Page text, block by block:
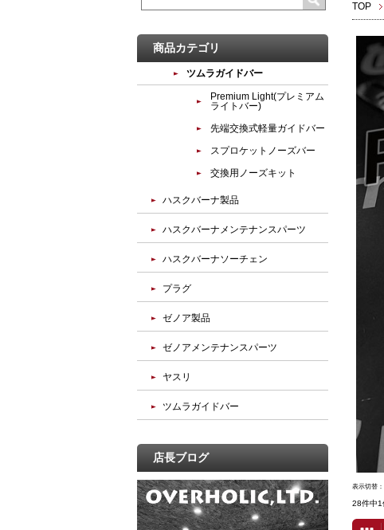
TOP
表示切替：
28件中1
商品カテゴリ
ツムラガイドバー
Premium Light(プレミアム
ライトバー)
先端交換式軽量ガイドバー
スプロケットノーズバー
交換用ノーズキット
ハスクバーナ製品
ハスクバーナメンテナンスパーツ
ハスクバーナソーチェン
プラグ
ゼノア製品
ゼノアメンテナンスパーツ
ヤスリ
ツムラガイドバー
店長ブログ